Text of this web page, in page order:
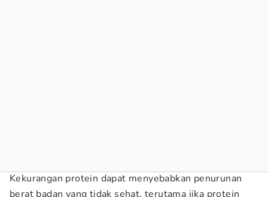
Kekurangan protein dapat menyebabkan penurunan
berat badan yang tidak sehat, terutama jika protein